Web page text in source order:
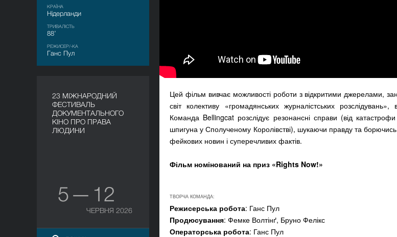
КРАЇНА
Нідерланди
ТРИВАЛІСТЬ
88’
РЕЖИСЕР/-КА
Ганс Пул
Цей фільм вивчає можливості роботи з відкритими джерелами,
світ колективу «громадянських журналістських
Команда Bellingcat розслідує резонансні справи (від
шпигуна у Сполученому Королівстві), шукаючи правду та борючись
фейкових новин і суперечливих фактів.
Фільм номінований на приз «Rights Now!»
ТВОРЧА КОМАНДА:
Режисерська робота: Ганс Пул
Продюсування: Фемке Волтінґ, Бруно Фелікс
Операторська робота: Ганс Пул
23 МІЖНАРОДНИЙ
ФЕСТИВАЛЬ
ДОКУМЕНТАЛЬНОГО
КІНО ПРО ПРАВА
ЛЮДИНИ
5 — 12
ЧЕРВНЯ 2026